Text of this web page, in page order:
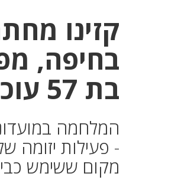
קזינו
בחיפה,
בת 57 עוכבה לחקירה.
המלחמה
- פעילות
מקום ששימש